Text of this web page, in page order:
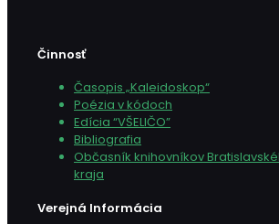
Činnosť
Časopis „Kaleidoskop“
Poézia v kódoch
Edícia “VŠELIČO”
Bibliografia
Občasník knihovníkov
kraja
Verejná Informácia